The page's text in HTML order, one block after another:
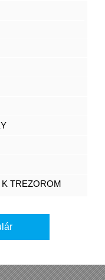
TREZOROM